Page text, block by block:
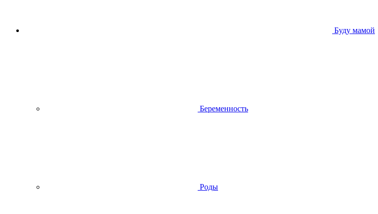
Буду мамой
Беременность
Роды